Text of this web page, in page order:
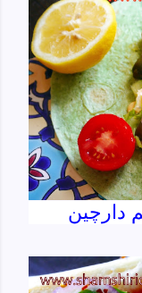
دارچین